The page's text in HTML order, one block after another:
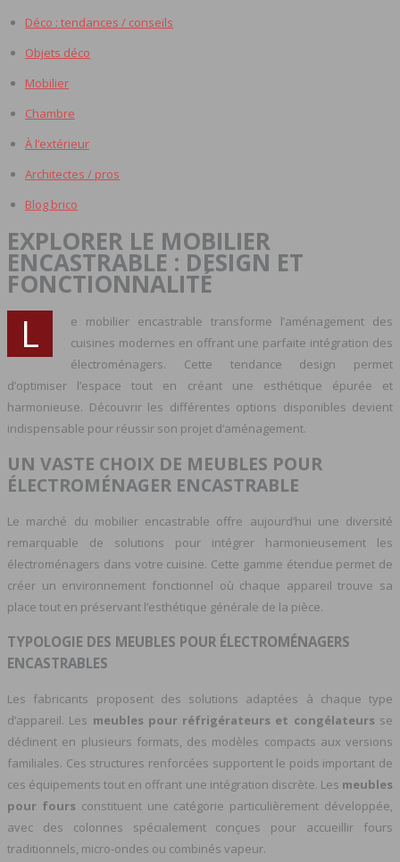
Déco : tendances / conseils
Objets déco
Mobilier
Chambre
À l’extérieur
Architectes / pros
Blog brico
EXPLORER LE MOBILIER
ENCASTRABLE : DESIGN ET
FONCTIONNALITÉ
L
e mobilier encastrable transforme l’aménagement des
cuisines modernes en offrant une parfaite intégration des
électroménagers. Cette tendance design permet
d’optimiser l’espace tout en créant une esthétique épurée et
harmonieuse. Découvrir les différentes options disponibles devient
indispensable pour réussir son projet d’aménagement.
UN VASTE CHOIX DE MEUBLES POUR
ÉLECTROMÉNAGER ENCASTRABLE
Le marché du mobilier encastrable offre aujourd’hui une diversité
remarquable de solutions pour intégrer harmonieusement les
électroménagers dans votre cuisine. Cette gamme étendue permet de
créer un environnement fonctionnel où chaque appareil trouve sa
place tout en préservant l’esthétique générale de la pièce.
TYPOLOGIE DES MEUBLES POUR ÉLECTROMÉNAGERS
ENCASTRABLES
Les fabricants proposent des solutions adaptées à chaque type
d’appareil. Les meubles pour réfrigérateurs et congélateurs se
déclinent en plusieurs formats, des modèles compacts aux versions
familiales. Ces structures renforcées supportent le poids important de
ces équipements tout en offrant une intégration discrète. Les meubles
pour fours constituent une catégorie particulièrement développée,
avec des colonnes spécialement conçues pour accueillir fours
traditionnels, micro-ondes ou combinés vapeur.